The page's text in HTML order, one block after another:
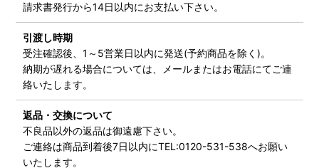
請求書発行から14日以内にお支払い下さい。
引渡し時期
受注確認後、1～5営業日以内に発送(予約商品を除く)。
納期が遅れる場合については、メールまたはお電話にてご連
絡いたします。
返品・交換について
不良品以外の返品は御遠慮下さい。
ご連絡は商品到着後7日以内にTEL:0120-531-538へお願い
いたします。